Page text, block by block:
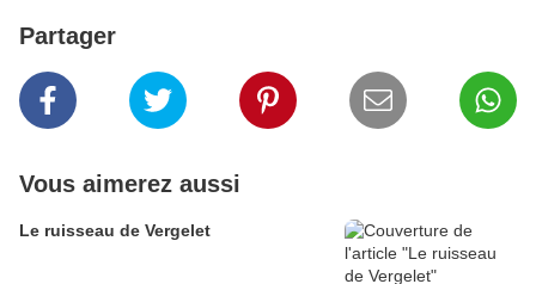
Partager
Vous aimerez aussi
Le ruisseau de Vergelet